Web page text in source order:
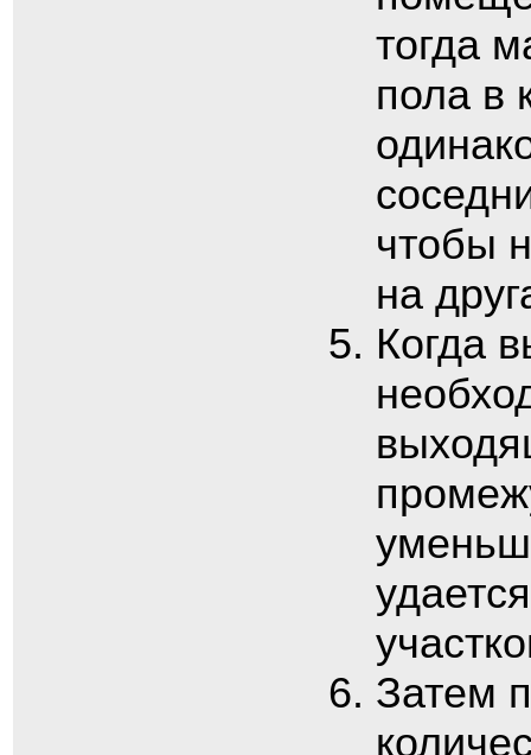
тогда
пола в
чтобы
на
Когда
Затем